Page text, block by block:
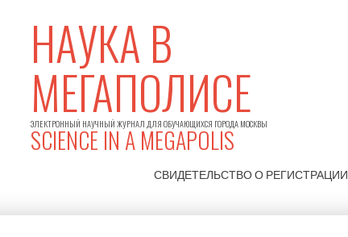
НАУКА В
МЕГАПОЛИСЕ
ЭЛЕКТРОННЫЙ НАУЧНЫЙ ЖУРНАЛ ДЛЯ ОБУЧАЮЩИХСЯ ГОРОДА МОСКВЫ
SCIENCE IN A MEGAPOLIS
СВИДЕТЕЛЬСТВО О РЕГИСТРАЦИИ